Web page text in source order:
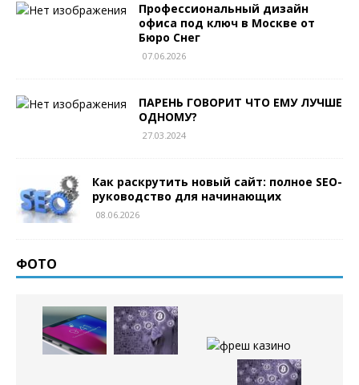
Профессиональный дизайн
офиса под ключ в Москве от
Бюро Снег
07.06.2026
ПАРЕНЬ ГОВОРИТ ЧТО ЕМУ ЛУЧШЕ
ОДНОМУ?
27.03.2024
Как раскрутить новый сайт: полное SEO-
руководство для начинающих
08.06.2026
ФОТО